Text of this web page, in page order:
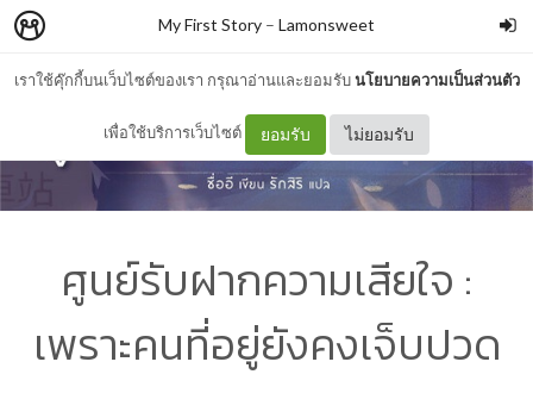
เราใช้คุ๊กกี้บนเว็บไซต์ของเรา กรุณาอ่านและยอมรับนโยบายความเป็นส่วนตัว
เพื่อใช้บริการเว็บไซต์ ยอมรับ ไม่ยอมรับ
My First Story – Lamonsweet
ศูนย์รับฝากความเสียใจ :
เพราะคนที่อยู่ยังคงเจ็บปวด